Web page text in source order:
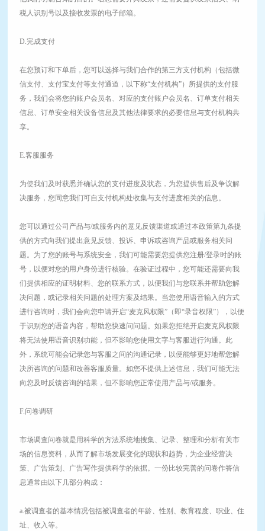
税人识别号以及接收发票的电子邮箱。
D.完成支付
在您预订和下单后，您可以选择与我们合作的第三方支付机构（包括微
信支付、支付宝支付等支付通道，以下称“支付机构”）所提供的支付服
务，我们会将您的账户会员名、对应的支付账户会员名、订单支付相关
信息、订单安全相关设备信息及其他法律要求的必要信息与支付机构共
享。
E.客服服务
为使我们及时获悉并确认您的支付进度及状态，为您提供售后及争议解
决服务，您同意我们可自支付机构处收集与支付进度相关的信息。
您可以通过公司产品与/或服务内的意见反馈渠道或通过本政策第九条提
供的方式向我们提出意见反馈、投诉、申诉或咨询产品或服务相关问
题。为了您的账号与系统安全，我们可能需要您提供您注册/登录时的账
号，以便对您的用户身份进行核验。在验证过程中，您可能还需要向我
们提供相应的证明材料、您的联系方式，以便我们与您联系并帮助您解
决问题，或记录相关问题的处理方案及结果。当您使用语音输入的方式
进行咨询时，我们会向您申请开启“麦克风权限”（即“录音权限”），以便
于识别您的语音内容，帮助您快速问问题。如果您拒绝开启麦克风权限
将无法使用语音识别功能，但不影响您使用文字与客服进行沟通。此
外，系统可能会记录您与客服之间的沟通记录，以便能够更好地帮您解
决所咨询的问题和改善客服质量。如您不提供上述信息，我们可能无法
向您及时反馈咨询的结果，但不影响您正常使用产品与/或服务。
F.问卷调研
市场调查问卷就是用科学的方法系统地搜集、记录、整理和分析有关市
场的信息资料，从而了解市场发展变化的现状和趋势，为企业经营决
策、广告策划、广告写作提供科学的依据。一份比较完善的问卷作答信
息通常由以下几部分构成：
a.被调查者的基本情况包括被调查者的年龄、性别、教育程度、职业、住
址、收入等。